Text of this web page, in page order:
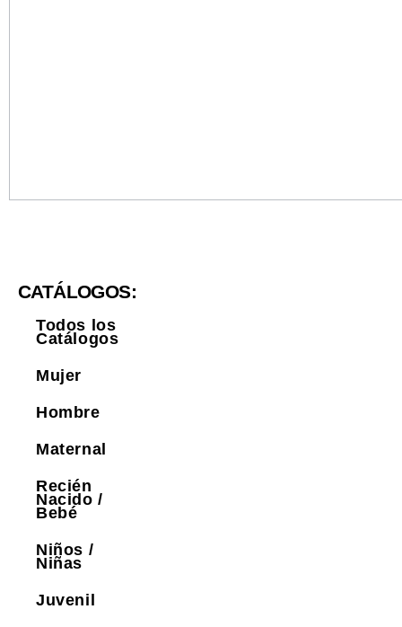
CATÁLOGOS:
Todos los
Catálogos
Mujer
Hombre
Maternal
Recién
Nacido /
Bebé
Niños /
Niñas
Juvenil